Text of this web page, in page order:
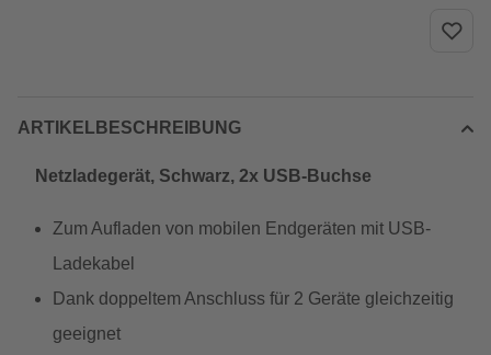
ARTIKELBESCHREIBUNG
Netzladegerät, Schwarz, 2x USB-Buchse
Zum Aufladen von mobilen Endgeräten mit USB-
Ladekabel
Dank doppeltem Anschluss für 2 Geräte gleichzeitig
geeignet